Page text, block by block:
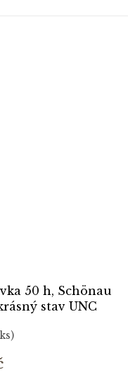
50 h, Schönau
stav UNC